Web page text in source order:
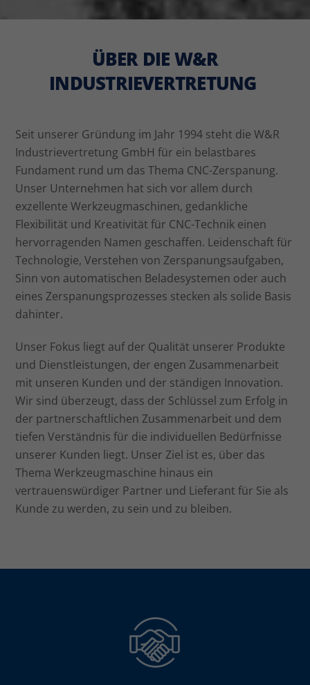
ÜBER DIE W&R
INDUSTRIEVERTRETUNG
Seit unserer Gründung im Jahr 1994 steht die W&R
Industrievertretung GmbH für ein belastbares
Fundament rund um das Thema CNC-Zerspanung.
Unser Unternehmen hat sich vor allem durch
exzellente Werkzeugmaschinen, gedankliche
Flexibilität und Kreativität für CNC-Technik einen
hervorragenden Namen geschaffen. Leidenschaft für
Technologie, Verstehen von Zerspanungsaufgaben,
Sinn von automatischen Beladesystemen oder auch
eines Zerspanungsprozesses stecken als solide Basis
dahinter.
Unser Fokus liegt auf der Qualität unserer Produkte
und Dienstleistungen, der engen Zusammenarbeit
mit unseren Kunden und der ständigen Innovation.
Wir sind überzeugt, dass der Schlüssel zum Erfolg in
der partnerschaftlichen Zusammenarbeit und dem
tiefen Verständnis für die individuellen Bedürfnisse
unserer Kunden liegt. Unser Ziel ist es, über das
Thema Werkzeugmaschine hinaus ein
vertrauenswürdiger Partner und Lieferant für Sie als
Kunde zu werden, zu sein und zu bleiben.